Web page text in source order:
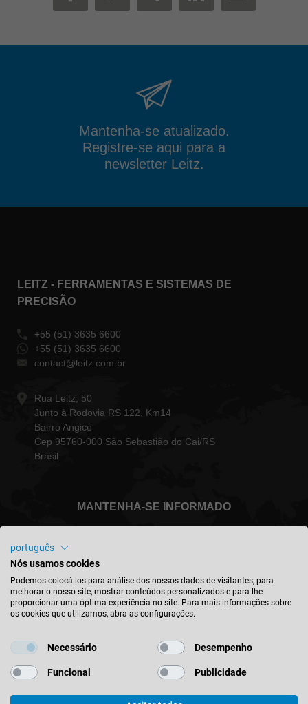
FACEBOOK
TWITTER
XINGLINKEDIN
Mantenha-se atualizado.
Registre-se aqui para a
newsletter Leitz.
LEITZ - FERRAMENTAS E SISTEMAS DE
PRECISÃO
+55 (51) 3635 6600
+55 (51) 3635 6600
contact@leitz.com.br
Rua Leitz, 50
Junto à Rodovia RS 122, Km14
Bairro Angico
Cep 95760-000 São Sebastião do Cai/RS
Brasil
MANTENHA-SE INFORMADO
Brasil - português
português
Nós usamos cookies
Podemos colocá-los para análise dos nossos dados de visitantes, para
melhorar o nosso site, mostrar conteúdos personalizados e para lhe
proporcionar uma óptima experiência no site. Para mais informações sobre
os cookies que utilizamos, abra as configurações.
Necessário Desempenho
Funcional Publicidade